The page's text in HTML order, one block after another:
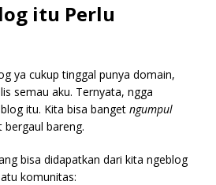
itu Perlu
ya cukup tinggal punya domain,
semau aku. Ternyata, ngga
itu. Kita bisa banget ngumpul
bareng.
bisa didapatkan dari kita ngeblog
komunitas: